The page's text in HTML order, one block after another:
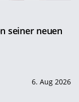
seiner neuen
6. Aug 2026